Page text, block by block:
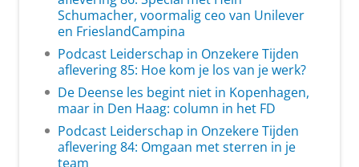
Schumacher, voormalig ceo van Unilever
en FrieslandCampina
Podcast Leiderschap in Onzekere Tijden
aflevering 85: Hoe kom je los van je werk?
De Deense les begint niet in Kopenhagen,
maar in Den Haag: column in het FD
Podcast Leiderschap in Onzekere Tijden
aflevering 84: Omgaan met sterren in je
team